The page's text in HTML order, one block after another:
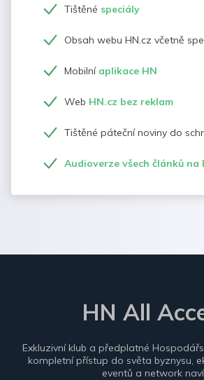
Tištěné speciály
Obsah webu HN.cz včetně
Mobilní aplikace HN
Web HN.cz bez reklam
Tištěné páteční noviny do
Audioverze všech článků na
HN All
Exkluzivní klub a předplatné
kompletní přístup do světa byznysu,
eventů a network